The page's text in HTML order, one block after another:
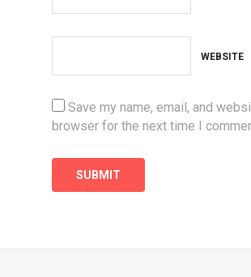
WEBSITE
Save my name, email, and
browser for the next time I